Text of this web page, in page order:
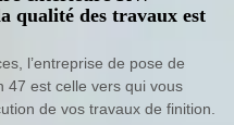
qualité des travaux est
l’entreprise de pose de
47 est celle vers qui vous
de vos travaux de finition.